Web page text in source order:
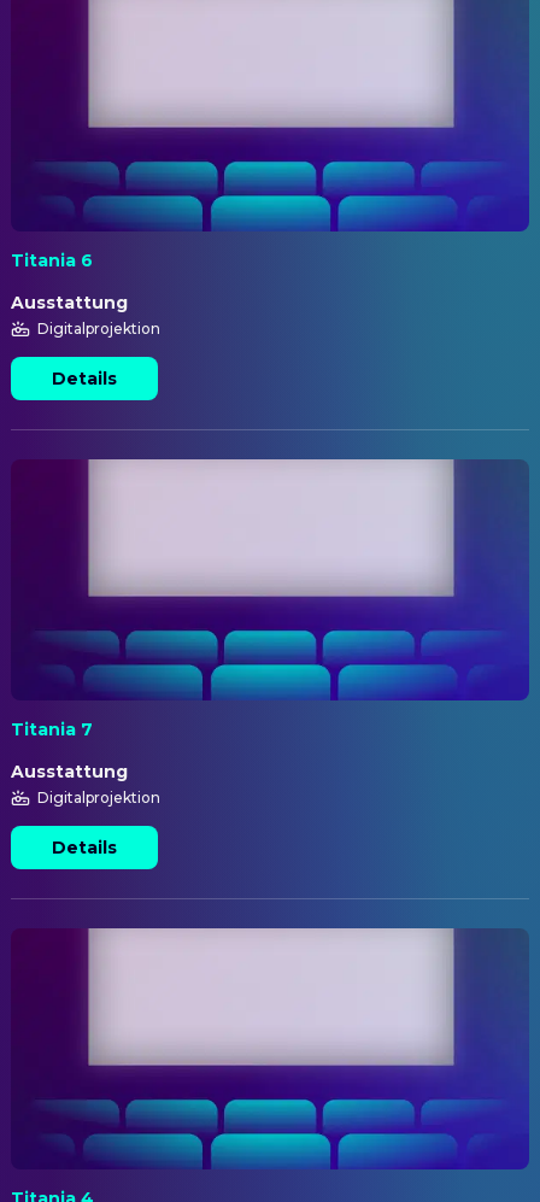
Titania 6
Ausstattung
Digitalprojektion
Details
Titania 7
Ausstattung
Digitalprojektion
Details